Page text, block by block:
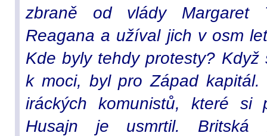
zbraně od vlády Margaret
Reagana a užíval jich v osm
Kde byly tehdy protesty?
k moci, byl pro Západ
iráckých komunistů, které si
Husajn je usmrtil.